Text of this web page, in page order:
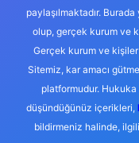
paylaşılmaktadır.
olup, gerçek kurum ve
Gerçek kurum ve
Sitemiz, kar amacı
platformudur. Hukuka
düşündüğünüz içerikleri,
bildirmeniz halinde,